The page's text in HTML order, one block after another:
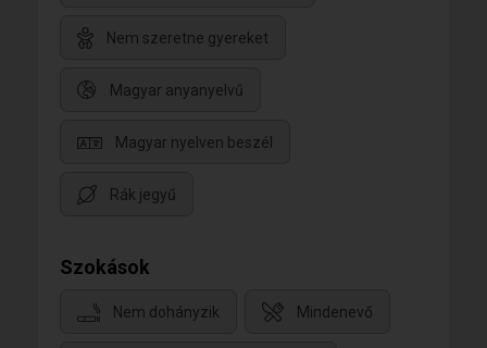
Nem szeretne gyereket
Magyar anyanyelvű
Magyar nyelven beszél
Rák jegyű
Szokások
Nem dohányzik Mindenevő